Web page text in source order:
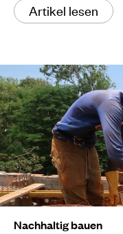
Artikel lesen
Nachhaltig bauen